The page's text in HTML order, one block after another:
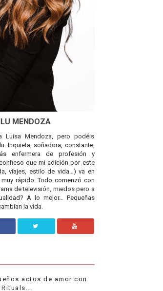
MENDOZA
Luisa Mendoza, pero podéis
Inquieta, soñadora, constante,
enfermera de profesión y
que mi adición por este
viajes, estilo de vida…) va en
rápido. Todo comenzó con
de televisión, miedos pero a
A lo mejor… Pequeñas
la vida.
actos de amor con
Rituals...